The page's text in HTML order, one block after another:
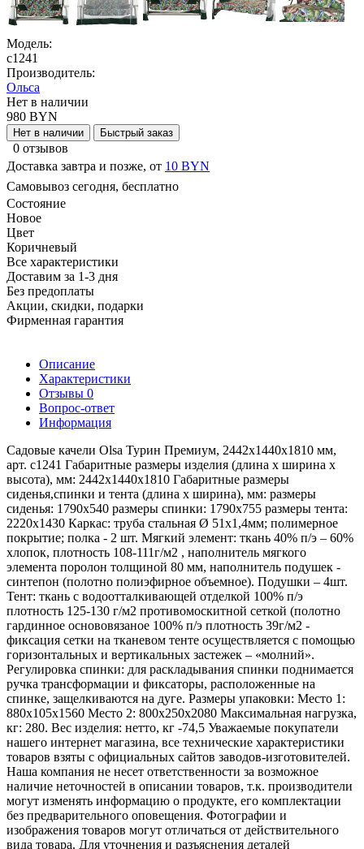
Модель:
с1241
Производитель:
Ольса
Нет в наличии
980 BYN
Нет в наличии Быстрый заказ
0 отзывов
Доставка завтра и позже, от 10 BYN
Самовывоз сегодня, бесплатно
Состояние
Новое
Цвет
Коричневый
Все характеристики
Доставим за 1-3 дня
Без предоплаты
Акции, скидки, подарки
Фирменная гарантия
Описание
Характеристики
Отзывы 0
Вопрос-ответ
Информация
Садовые качели Olsa Турин Премиум, 2442х1440х1810 мм,
арт. с1241 Габаритные размеры изделия (длина х ширина х
высота), мм: 2442х1440х1810 Габаритные размеры
сиденья,спинки и тента (длина х ширина), мм: размеры
сиденья: 1790х540 размеры спинки: 1790х755 размеры тента:
2220х1430 Каркас: труба стальная Ø 51х1,4мм; полимерное
покрытие; полка - 2 шт. Мягкий элемент: ткань 40% п/э – 60%
хлопок, плотность 108-111г/м2 , наполнитель мягкого
элемента поролон толщиной 80 мм, наполнитель подушек -
синтепон (полотно полиэфирное объемное). Подушки – 4шт.
Тент: ткань с водоотталкивающей отделкой 100% п/э
плотность 125-130 г/м2 противомоскитной сеткой (полотно
гардинное основовязаное 100% п/э плотность 39г/м2 -
фиксация сетки на тканевом тенте осуществляется с помощью
горизонтальных и вертикальных застежек – «молний».
Регулировка спинки: для раскладывания спинки поднимается
ручка трансформации и фиксаторы, расположенные на
спинке, защелкиваются на дуге. Размеры упаковки: Место 1:
880х105х1560 Место 2: 800х250х2080 Максимальная нагрузка,
кг: 280. Вес изделия: нетто, кг -74,5 Уважаемые покупатели
нашего интернет магазина, все технические характеристики
товаров взяты с официальных сайтов заводов-изготовителей.
Наша компания не несет ответственности за возможное
наличие неточностей в описании товаров, т.к. производители
могут изменять информацию о продукте, его комплектации
без предварительного оповещения. Фотографии и
изображения товаров могут отличаться от действительного
вида товара. Для уточнения и разъяснения деталей